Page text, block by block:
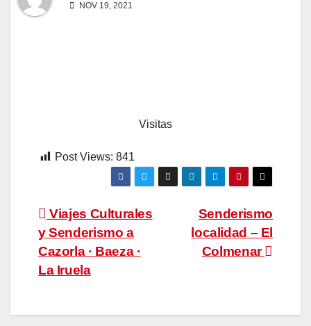
NOV 19, 2021
Visitas
Post Views: 841
Navegación
de
entradas
Senderismo
localidad – El
Colmenar
Viajes Culturales
y Senderismo a
Cazorla · Baeza ·
La Iruela